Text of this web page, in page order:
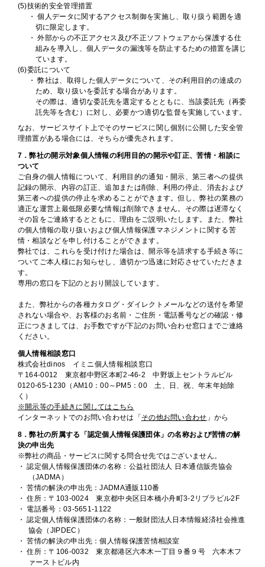
(5)技術的安全管理措置
・ 個人データに関するアクセス制御を実施し、取り扱う範囲を適
切に限定します。
・ 外部からの不正アクセス及び不正ソフトウェアから保護する仕
組みを導入し、個人データの漏洩等を防止するための措置を講じ
ています。
(6)委託について
・ 弊社は、取得した個人データについて、その利用目的の達成の
ため、取り扱いを委託する場合があります。
その際は、適切な委託先を選定するとともに、当該委託先（再委
託先等を含む）に対し、必要かつ適切な監督を実施しています。
なお、サービスサイト上でそのサービスに関し個別に公開した安全管
理措置がある場合には、そちらが優先されます。
7．弊社の開示対象個人情報の利用目的の開示や訂正、苦情・相談に
ついて
ご自身の個人情報について、利用目的の通知・開示、第三者への提供
記録の開示、内容の訂正、追加または削除、利用の停止、消去および
第三者への提供の停止を求めることができます。但し、弊社の業務の
適正な運営上最低限必要な情報は削除できません。その際は遅滞なく
その旨をご連絡するとともに、理由をご説明いたします。また、弊社
の個人情報の取り扱いおよび個人情報保護マネジメントに関する苦
情・相談などを申し付けることができます。
弊社では、これらを受け付けた場合は、開示等を請求する手続き等に
ついてご本人様にお知らせし、適切かつ迅速に対応させていただきま
す。
専用の窓口を下記のとおり開設しています。
また、弊社からの各種カタログ・ダイレクトメールなどの送付を希望
されない場合や、お客様のお名前・ご住所・電話番号などの確認・修
正につきましては、お手数ですが下記のお問い合わせ窓口までご連絡
ください。
個人情報相談窓口
株式会社dinos イミニ個人情報相談窓口
〒164-0012 東京都中野区本町2-46-2 中野坂上セントラルビル
0120-65-1230（AM10：00～PM5：00 土、日、祝、年末年始除
く）
※開示等の手続きに関してはこちら
インターネットでのお問い合わせは「その他お問い合わせ 」から
8．弊社の所属する「認定個人情報保護団体」の名称および苦情の解
決の申出先
※弊社の商品・サービスに関する問合せ先ではございません。
・ 認定個人情報保護団体の名称：公益社団法人 日本通信販売協会
（JADMA）
・ 苦情の解決の申出先：JADMA通販110番
・ 住所：〒103-0024 東京都中央区日本橋小舟町3-2リブラビル2F
・ 電話番号：03-5651-1122
・ 認定個人情報保護団体の名称：一般財団法人日本情報経済社会推進
協会（JIPDEC）
・ 苦情の解決の申出先：個人情報保護苦情相談室
・ 住所：〒106-0032 東京都港区六本木一丁目９番９号 六本木フ
ァーストビル内